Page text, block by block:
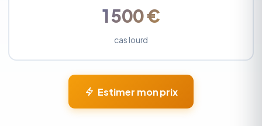
1 500 €
cas lourd
Estimer mon prix